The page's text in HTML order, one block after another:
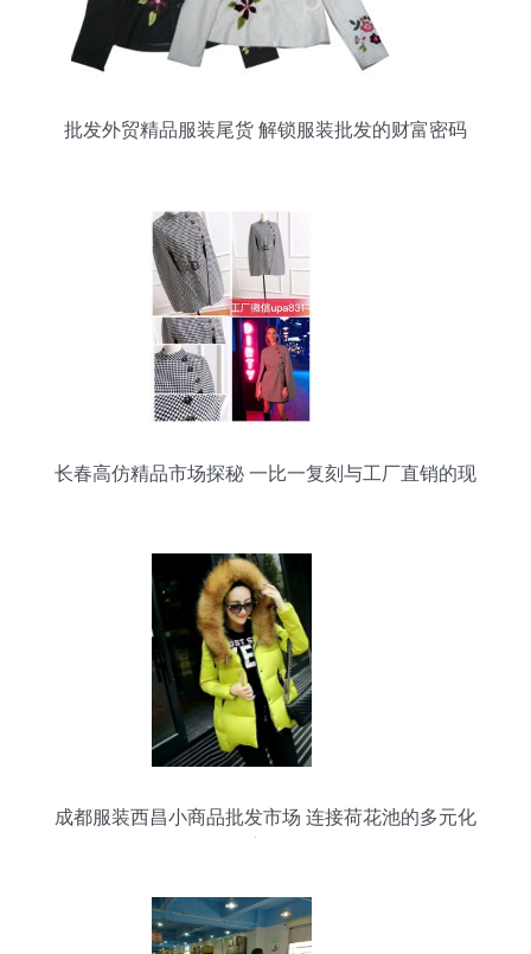
批发外贸精品服装尾货 解锁服装批发的财富密码
长春高仿精品市场探秘 一比一复刻与工厂直销的现
成都服装西昌小商品批发市场 连接荷花池的多元化